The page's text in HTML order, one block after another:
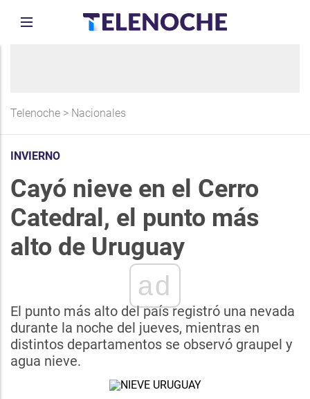
Telenoche > Nacionales
INVIERNO
Cayó nieve en el Cerro
Catedral, el punto más
alto de Uruguay
ad
El punto más alto del país registró una nevada
durante la noche del jueves, mientras en
distintos departamentos se observó graupel y
agua nieve.